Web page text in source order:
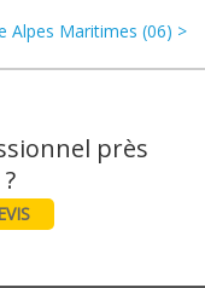
Alpes Maritimes (06) >
près